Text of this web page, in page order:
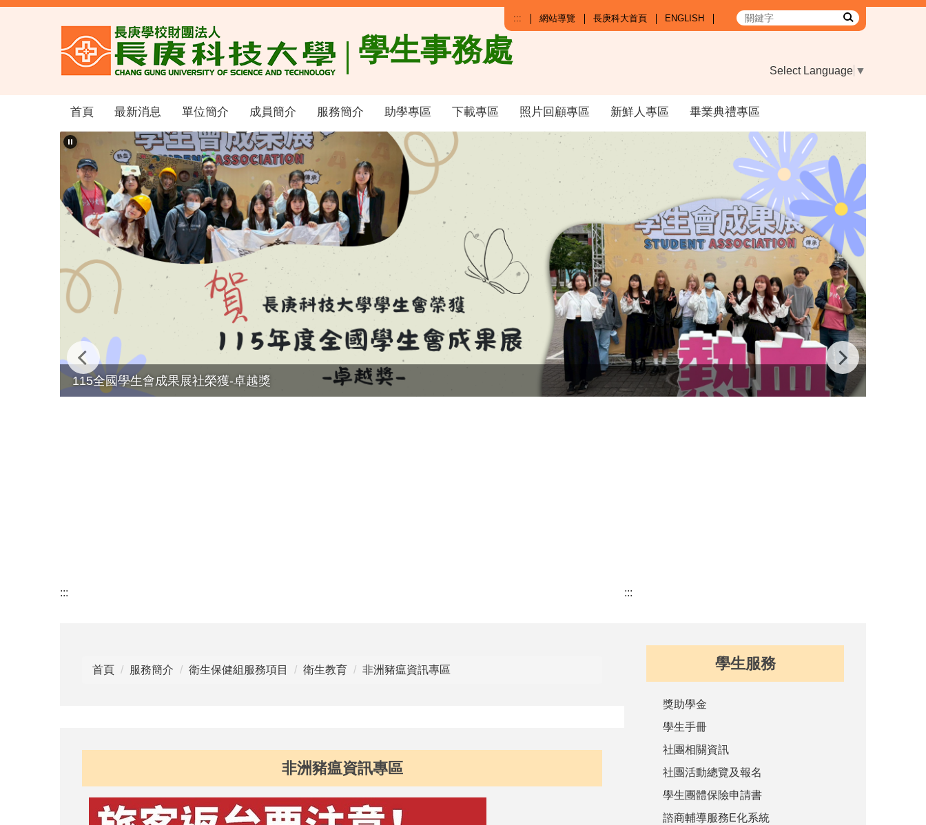
跳
學生事務處
::: 網站導覽 長庚科大首頁 ENGLISH
Select Language ▼
首頁 最新消息 單位簡介 成員簡介 服務簡介 助學專區 下載專區 照片回顧專區 新鮮人專區 畢業典禮專區
115全國學生會成果展社榮獲-卓越獎
:::
首頁 服務簡介 衛生保健組服務項目 衛生教育 非洲豬瘟資訊專區
非洲豬瘟資訊專區
:::
學生服務
獎助學金
學生手冊
社團相關資訊
社團活動總覽及報名
學生團體保險申請書
諮商輔導服務E化系統